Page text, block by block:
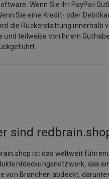
Wenn Sie Ihr PayPal-
Sie eine Kredit- oder
die Rückerstattung innerhalb
teilweise von Ihrem
sind
ist das weltweit
das
von Branchen abdeckt,